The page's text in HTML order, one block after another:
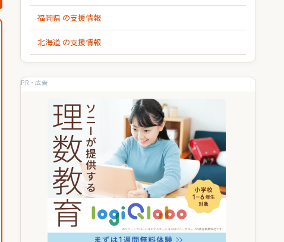
福岡県 の支援情報
北海道 の支援情報
PR・広告